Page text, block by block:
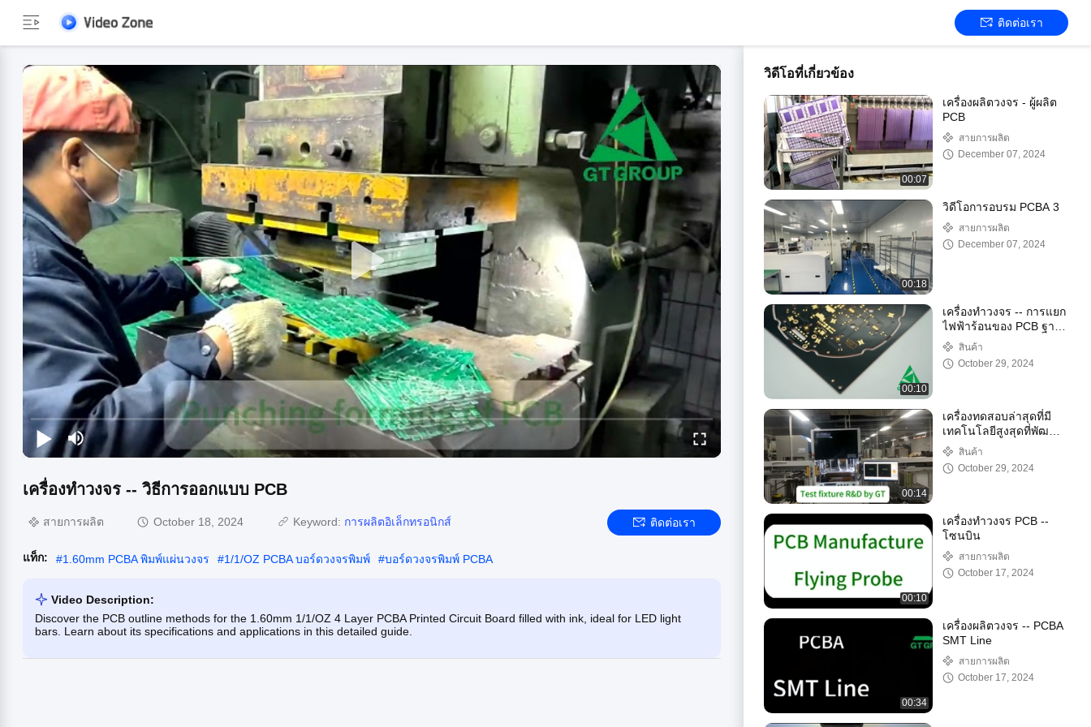
ติดต่อเรา
เครื่องทําวงจร -- วิธีการออกแบบ PCB
สายการผลิต October 18, 2024 Keyword: การผลิตอิเล็กทรอนิกส์ ติดต่อเรา
แท็ก: #1.60mm PCBA พิมพ์แผ่นวงจร #1/1/OZ PCBA บอร์ดวงจรพิมพ์ #บอร์ดวงจรพิมพ์ PCBA
Video Description:
Discover the PCB outline methods for the 1.60mm 1/1/OZ 4 Layer PCBA Printed Circuit Board filled with ink, ideal for LED light
bars. Learn about its specifications and applications in this detailed guide.
วิดีโอที่เกี่ยวข้อง
00:07
เครื่องผลิตวงจร - ผู้ผลิต
PCB
สายการผลิต
December 07, 2024
00:18
วิดีโอการอบรม PCBA 3
สายการผลิต
December 07, 2024
00:10
เครื่องทําวงจร -- การแยก
ไฟฟ้าร้อนของ PCB ฐาน
Cu
สินค้า
October 29, 2024
00:14
เครื่องทดสอบล่าสุดที่มี
เทคโนโลยีสูงสุดที่พัฒนา
โดย GT
สินค้า
October 29, 2024
00:10
เครื่องทําวงจร PCB --
โซนบิน
สายการผลิต
October 17, 2024
00:34
เครื่องผลิตวงจร -- PCBA
SMT Line
สายการผลิต
October 17, 2024